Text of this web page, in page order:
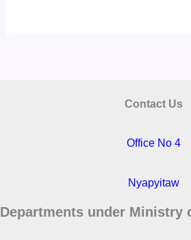
Contact Us
Office No 4
Nyapyitaw
Departments under Ministry